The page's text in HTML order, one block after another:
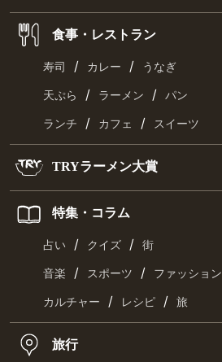
食事・レストラン
寿司 / カレー / うなぎ
天ぷら / ラーメン / パン
ランチ / カフェ / スイーツ
TRYラーメン大賞
特集・コラム
占い / クイズ / 街
音楽 / スポーツ / ファッション
カルチャー / レシピ / 旅
旅行